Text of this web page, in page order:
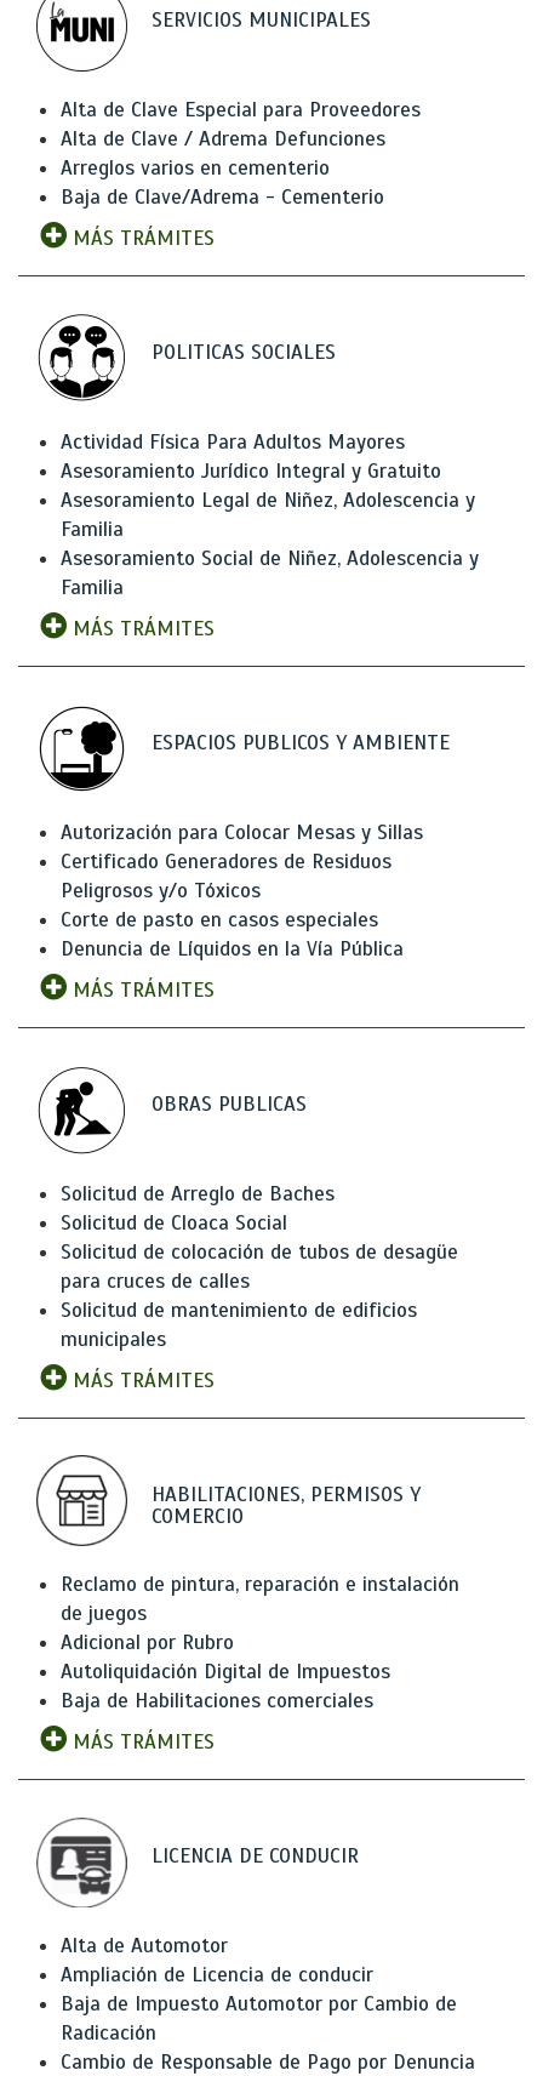
SERVICIOS MUNICIPALES
Alta de Clave Especial para Proveedores
Alta de Clave / Adrema Defunciones
Arreglos varios en cementerio
Baja de Clave/Adrema - Cementerio
MÁS TRÁMITES
POLITICAS SOCIALES
Actividad Física Para Adultos Mayores
Asesoramiento Jurídico Integral y Gratuito
Asesoramiento Legal de Niñez, Adolescencia y
Familia
Asesoramiento Social de Niñez, Adolescencia y
Familia
MÁS TRÁMITES
ESPACIOS PUBLICOS Y AMBIENTE
Autorización para Colocar Mesas y Sillas
Certificado Generadores de Residuos
Peligrosos y/o Tóxicos
Corte de pasto en casos especiales
Denuncia de Líquidos en la Vía Pública
MÁS TRÁMITES
OBRAS PUBLICAS
Solicitud de Arreglo de Baches
Solicitud de Cloaca Social
Solicitud de colocación de tubos de desagüe
para cruces de calles
Solicitud de mantenimiento de edificios
municipales
MÁS TRÁMITES
HABILITACIONES, PERMISOS Y
COMERCIO
Reclamo de pintura, reparación e instalación
de juegos
Adicional por Rubro
Autoliquidación Digital de Impuestos
Baja de Habilitaciones comerciales
MÁS TRÁMITES
LICENCIA DE CONDUCIR
Alta de Automotor
Ampliación de Licencia de conducir
Baja de Impuesto Automotor por Cambio de
Radicación
Cambio de Responsable de Pago por Denuncia